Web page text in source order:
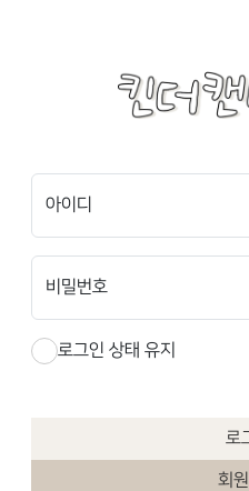
아이디
비밀번호
로그인 상태 유지
로
회